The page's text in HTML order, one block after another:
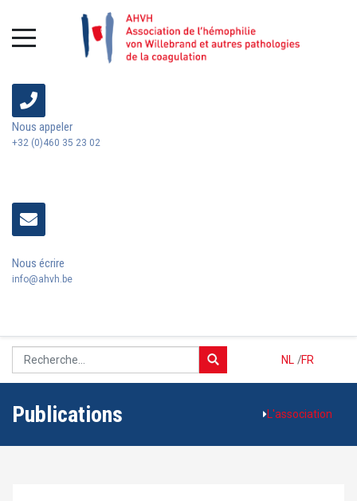
Nous appeler
+32 (0)460 35 23 02
Nous écrire
info@ahvh.be
NL FR
/
Publications L'association